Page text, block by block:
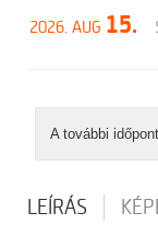
2026. AUG 15.
A további
LEÍRÁS